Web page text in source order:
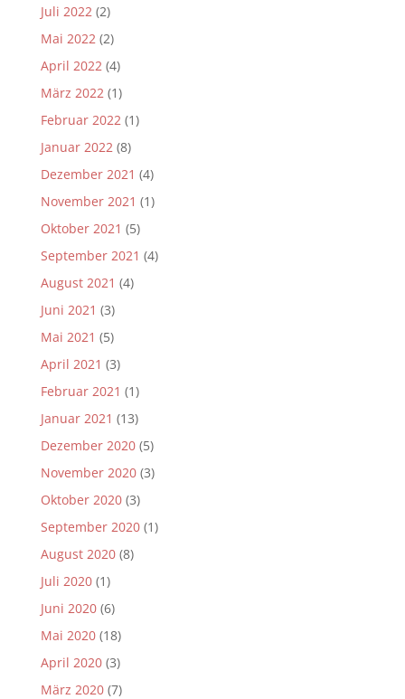
Juli 2022 (2)
Mai 2022 (2)
April 2022 (4)
März 2022 (1)
Februar 2022 (1)
Januar 2022 (8)
Dezember 2021 (4)
November 2021 (1)
Oktober 2021 (5)
September 2021 (4)
August 2021 (4)
Juni 2021 (3)
Mai 2021 (5)
April 2021 (3)
Februar 2021 (1)
Januar 2021 (13)
Dezember 2020(5)
November 2020(3)
Oktober 2020(3)
September 2020(1)
August 2020(8)
Juli 2020(1)
Juni 2020(6)
Mai 2020(18)
April 2020(3)
März 2020(7)